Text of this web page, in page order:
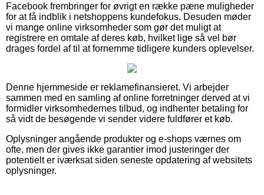
Facebook frembringer for øvrigt en række pæne muligheder
for at få indblik i netshoppens kundefokus. Desuden møder
vi mange online virksomheder som gør det muligt at
registrere en omtale af deres køb, hvilket lige så vel bør
drages fordel af til at fornemme tidligere kunders oplevelser.
Denne hjemmeside er reklamefinansieret. Vi arbejder
sammen med en samling af online forretninger derved at vi
formidler virksomhedernes tilbud, og indhenter betaling for
så vidt de besøgende vi sender videre fuldfører et køb.
Oplysninger angående produkter og e-shops værnes om
ofte, men der gives ikke garantier imod justeringer der
potentielt er iværksat siden seneste opdatering af websitets
oplysninger.